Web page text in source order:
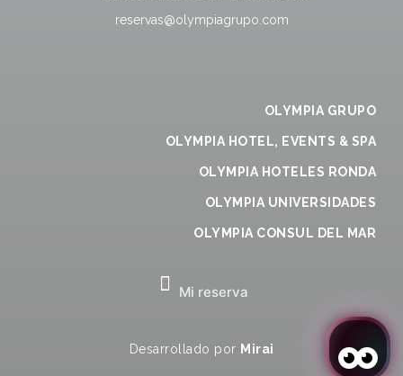
reservas@olympiagrupo.com
OLYMPIA GRUPO
OLYMPIA HOTEL, EVENTS & SPA
OLYMPIA HOTELES RONDA
OLYMPIA UNIVERSIDADES
OLYMPIA CONSUL DEL MAR
Mi reserva
Desarrollado por Mirai